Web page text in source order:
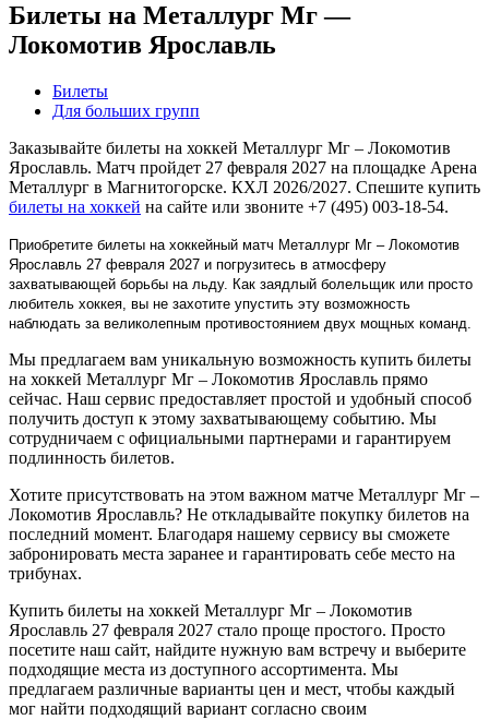
Билеты на Металлург Мг —
Локомотив Ярославль
Билеты
Для больших групп
Заказывайте билеты на хоккей Металлург Мг – Локомотив
Ярославль. Матч пройдет 27 февраля 2027 на площадке Арена
Металлург в Магнитогорске. КХЛ 2026/2027. Спешите купить
билеты на хоккей на сайте или звоните +7 (495) 003-18-54.
Приобретите билеты на хоккейный матч Металлург Мг – Локомотив
Ярославль 27 февраля 2027 и погрузитесь в атмосферу
захватывающей борьбы на льду. Как заядлый болельщик или просто
любитель хоккея, вы не захотите упустить эту возможность
наблюдать за великолепным противостоянием двух мощных команд.
Мы предлагаем вам уникальную возможность купить билеты
на хоккей Металлург Мг – Локомотив Ярославль прямо
сейчас. Наш сервис предоставляет простой и удобный способ
получить доступ к этому захватывающему событию. Мы
сотрудничаем с официальными партнерами и гарантируем
подлинность билетов.
Хотите присутствовать на этом важном матче Металлург Мг –
Локомотив Ярославль? Не откладывайте покупку билетов на
последний момент. Благодаря нашему сервису вы сможете
забронировать места заранее и гарантировать себе место на
трибунах.
Купить билеты на хоккей Металлург Мг – Локомотив
Ярославль 27 февраля 2027 стало проще простого. Просто
посетите наш сайт, найдите нужную вам встречу и выберите
подходящие места из доступного ассортимента. Мы
предлагаем различные варианты цен и мест, чтобы каждый
мог найти подходящий вариант согласно своим